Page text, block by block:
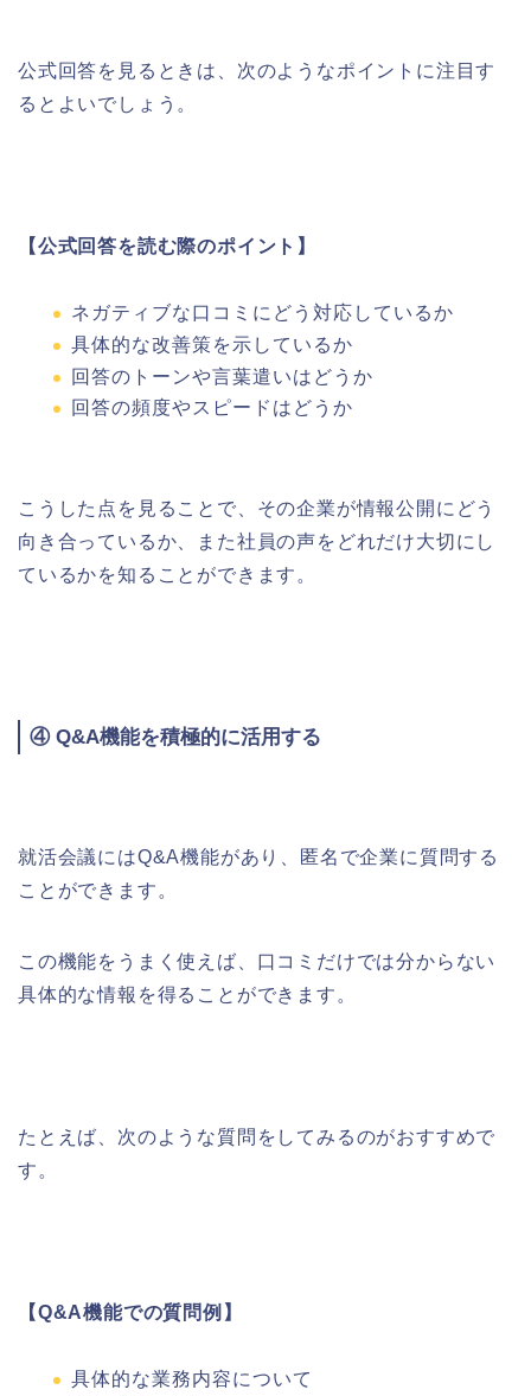
公式回答を見るときは、次のようなポイントに注目す
るとよいでしょう。
【公式回答を読む際のポイント】
ネガティブな口コミにどう対応しているか
具体的な改善策を示しているか
回答のトーンや言葉遣いはどうか
回答の頻度やスピードはどうか
こうした点を見ることで、その企業が情報公開にどう
向き合っているか、また社員の声をどれだけ大切にし
ているかを知ることができます。
④ Q&A機能を積極的に活用する
就活会議にはQ&A機能があり、匿名で企業に質問する
ことができます。
この機能をうまく使えば、口コミだけでは分からない
具体的な情報を得ることができます。
たとえば、次のような質問をしてみるのがおすすめで
す。
【Q&A機能での質問例】
具体的な業務内容について